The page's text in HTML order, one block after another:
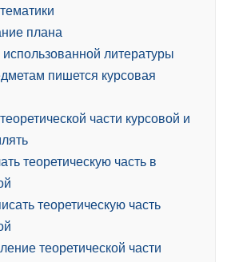
плана
литературы
пишется курсовая
части курсовой и
теоретическую часть в
теоретическую часть
теоретической части